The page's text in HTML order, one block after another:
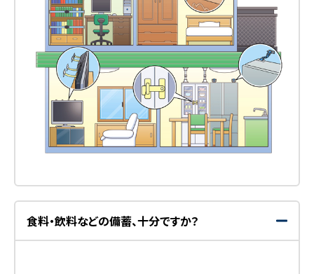
食料・飲料などの備蓄、十分ですか？
開
く
閉
じ